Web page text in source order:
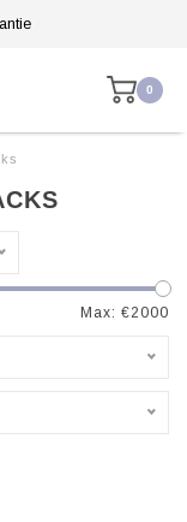
0
Max: €2000